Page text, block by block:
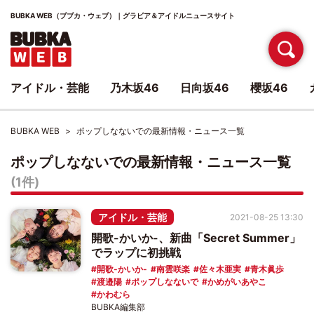
BUBKA WEB（ブブカ・ウェブ）｜グラビア＆アイドルニュースサイト
BUBKA WEB ポップしなないでの最新情報・ニュース一覧
ポップしなないでの最新情報・ニュース一覧
(1件)
アイドル・芸能
開歌-かいか-、新曲「Secret Summer」
でラップに初挑戦
開歌-かいか- 南雲咲楽 佐々木亜実
青木眞歩
渡邉陽
ポップしなないで
かめがいあやこ
かわむら
2021-08-25 13:30
BUBKA編集部
アイドル・芸能 乃木坂46 日向坂46 櫻坂46